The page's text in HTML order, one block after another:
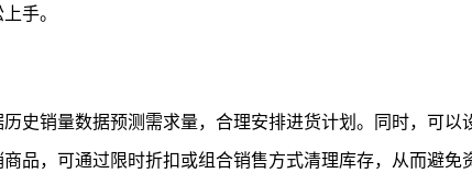
手。
史销量数据预测需求量，合理安排进货计划。同时，可以
品，可通过限时折扣或组合销售方式清理库存，从而避免